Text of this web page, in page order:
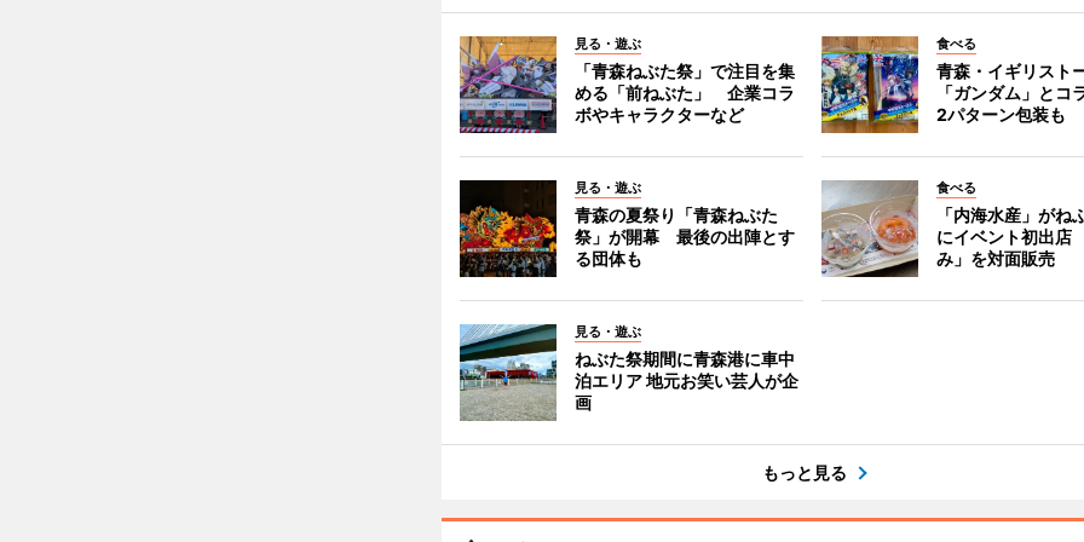
見る・遊ぶ
「青森ねぶた祭」で注目を集
める「前ねぶた」 企業コラ
ボやキャラクターなど
食べる
青森・イギリスト
「ガンダム」と
2パターン包装も
見る・遊ぶ
青森の夏祭り「青森ねぶた
祭」が開幕 最後の出陣とす
る団体も
食べる
「内海水産」がね
にイベント初出
み」を対面販売
見る・遊ぶ
ねぶた祭期間に青森港に車中
泊エリア 地元お笑い芸人が企
画
もっと見る